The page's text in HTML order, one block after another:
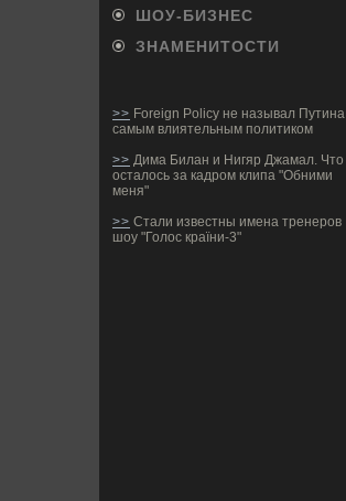
ШОУ-БИ­ЗНЕС
ЗНАМЕНИТОСТИ
>> Foreign Policy не называл Путина
самым влиятельным политиком
>> Дима Билан и Нигяр Джамал. Что
осталось за кадром клипа "Обними
меня"
>> Стали известны имена тренеров
шоу "Голос країни-3"